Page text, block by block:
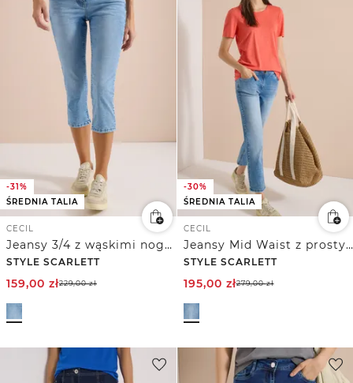
-31%
ŚREDNIA TALIA
CECIL
Jeansy 3/4 z wąskimi nogawkami o kroju Casual Fit
STYLE SCARLETT
159,00 zł229,00zł
-30%
ŚREDNIA TALIA
CECIL
Jeansy Mid Waist z prostymi nogawkami w stylu Casual Fit
STYLE SCARLETT
195,00 zł279,00zł